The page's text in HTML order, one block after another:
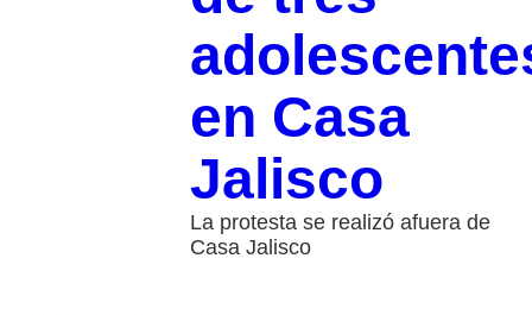
en Casa
Jalisco
La protesta se realizó afuera de
Casa Jalisco